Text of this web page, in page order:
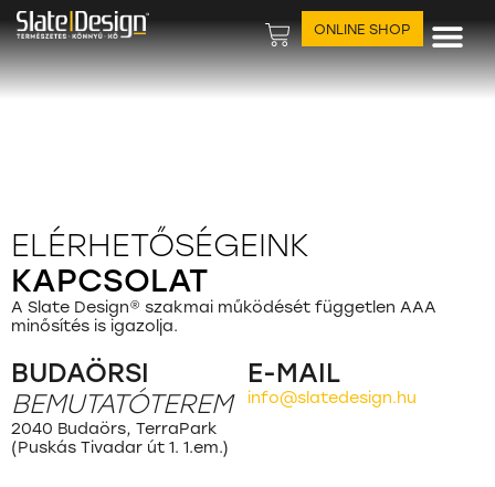
ONLINE SHOP
ELÉRHETŐSÉGEINK
KAPCSOLAT
A Slate Design® szakmai működését független AAA
minősítés is igazolja.
BUDAÖRSI
BEMUTATÓTEREM
2040 Budaörs, TerraPark
(Puskás Tivadar út 1. 1.em.)
E-MAIL
info@slatedesign.hu